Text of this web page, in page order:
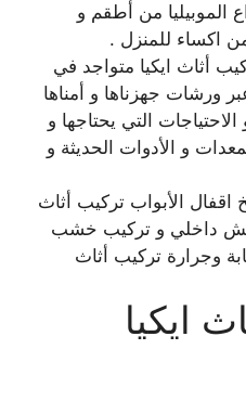
الموبيليا من أطقم و
اكساء للمنزل .
أثاث ايكيا متواجد في
ورشات جهزناها و أمناها
التي يحتاجها و
و الأدوات الحديثة و
اقفال الأبواب تركيب أثاث
داخلي و تركيب خشب
وجرارة تركيب أثاث
ايكيا